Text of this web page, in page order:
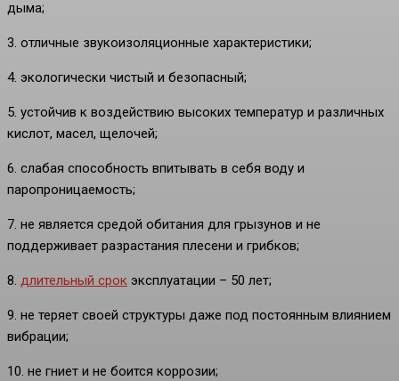
дыма;
3. отличные звукоизоляционные характеристики;
4. экологически чистый и безопасный;
5. устойчив к воздействию высоких температур и различных
кислот, масел, щелочей;
6. слабая способность впитывать в себя воду и
паропроницаемость;
7. не является средой обитания для грызунов и не
поддерживает разрастания плесени и грибков;
8. длительный срок эксплуатации – 50 лет;
9. не теряет своей структуры даже под постоянным влиянием
вибрации;
10. не гниет и не боится коррозии;